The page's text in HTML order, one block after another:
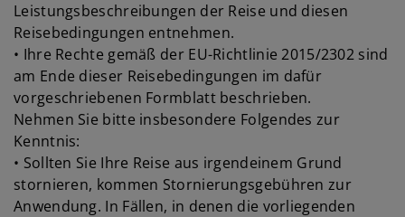
Leistungsbeschreibungen der Reise und diesen
Reisebedingungen entnehmen.
• Ihre Rechte gemäß der EU-Richtlinie 2015/2302 sind
am Ende dieser Reisebedingungen im dafür
vorgeschriebenen Formblatt beschrieben.
Nehmen Sie bitte insbesondere Folgendes zur
Kenntnis:
• Sollten Sie Ihre Reise aus irgendeinem Grund
stornieren, kommen Stornierungsgebühren zur
Anwendung. In Fällen, in denen die vorliegenden